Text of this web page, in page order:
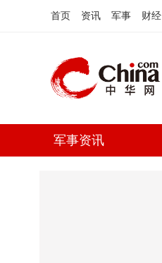
首页 资讯 军事 财经
军事资讯